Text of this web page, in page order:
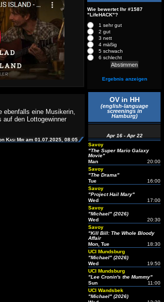
Wie bewertet Ihr #1587
"LifeHACK"?
1 sehr gut
2 gut
3 nett
4 mäßig
5 schwach
6 schlecht
Ergebnis anzeigen
OV in HH
(english-language
screenings in
Hamburg)
Apr 16 - Apr 22
Savoy
"The Super Mario Galaxy
Movie"
Man
20:00
Savoy
"The Drama"
Tue
16:00
Savoy
"Project Hail Mary"
Wed
17:00
Savoy
"Michael" (2026)
Wed
20:30
Savoy
"Kill Bill: The Whole Bloody
Affair
Mon, Tue
18:30
UCI Mundsburg
"Michael" (2026)
Wed
19:50
UCI Mundsburg
"Lee Cronin's the Mummy"
Sun
11:00
UCI Wandsbek
"Michael" (2026)
ebenfalls eine Musikerin,
den Lottogewinner
Kasi Mir am 01.07.2025, 08:05